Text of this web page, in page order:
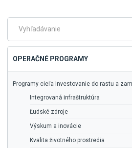
menu
Fulltextové
OPERAČNÉ PROGRAMY
Programy cieľa Investovanie do rastu a
Integrovaná infraštruktúra
Ľudské zdroje
Výskum a inovácie
Kvalita životného prostredia